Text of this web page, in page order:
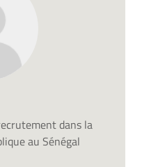
dans la
au Sénégal